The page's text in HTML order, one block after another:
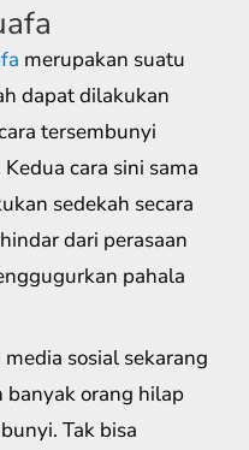
merupakan suatu
dapat dilakukan
tersembunyi
cara sini sama
sedekah secara
dari perasaan
pahala
sosial sekarang
orang hilap
Tak bisa